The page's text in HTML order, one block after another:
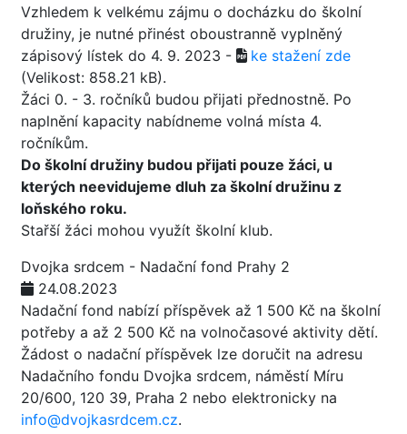
Vzhledem k velkému zájmu o docházku do školní
družiny, je nutné přinést oboustranně vyplněný
zápisový lístek do 4. 9. 2023 -
ke stažení zde
(Velikost: 858.21 kB).
Žáci 0. - 3. ročníků budou přijati přednostně. Po
naplnění kapacity nabídneme volná místa 4.
ročníkům.
Do školní družiny budou přijati pouze žáci, u
kterých neevidujeme dluh za školní družinu z
loňského roku.
Stařší žáci mohou využít školní klub.
Dvojka srdcem - Nadační fond Prahy 2
24.08.2023
Nadační fond nabízí příspěvek až 1 500 Kč na školní
potřeby a až 2 500 Kč na volnočasové aktivity dětí.
Žádost o nadační příspěvek lze doručit na adresu
Nadačního fondu Dvojka srdcem, náměstí Míru
20/600, 120 39, Praha 2 nebo elektronicky na
info@dvojkasrdcem.cz.